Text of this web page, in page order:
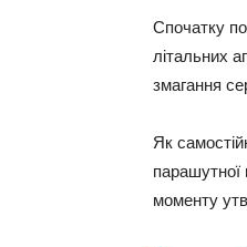
Спочатку
літальних
змагання
Як
парашутної
моменту